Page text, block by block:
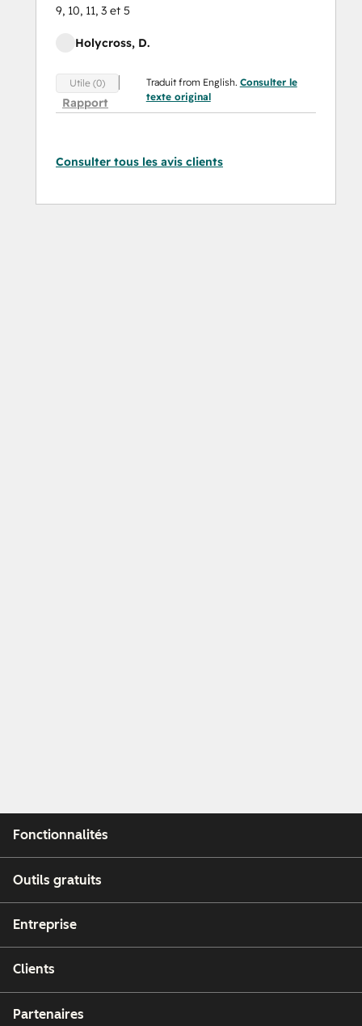
9, 10, 11, 3 et 5
Holycross, D.
Utile (0)
Rapport
Traduit from English. Consulter le
texte original
Consulter tous les avis clients
Fonctionnalités
Outils gratuits
Entreprise
Clients
Partenaires